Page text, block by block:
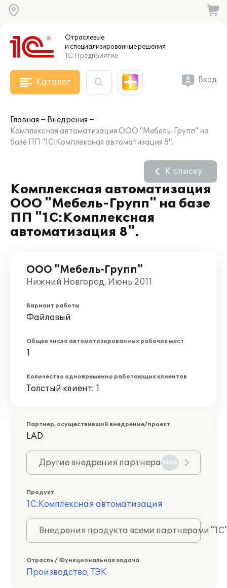
Отраслевые
и специализированныерешения
1С:Предприятие
Каталог Вход
Главная
Внедрения
Комплексная автоматизация ООО "Мебель-Групп" на
базе ПП "1С:Комплексная автоматизация 8".
Комплексная автоматизация
ООО "Мебель-Групп" на базе
ПП "1С:Комплексная
автоматизация 8".
К списку
ООО "Мебель-Групп"
Нижний Новгород, Июнь 2011
Вариант работы
Файловый
Общее число автоматизированных рабочих мест
1
Количество одновременно работающих клиентов
Толстый клиент: 1
Партнер, осуществивший внедрение/проект
LAD
Другие внедрения партнера 1266
Продукт
1С:Комплексная автоматизация
Внедрения продукта всеми партнерами
Отрасль / Функциональная задача
Производство, ТЭК